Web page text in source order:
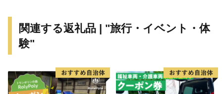
誇るブランド品がいっぱいあります！
関連する返礼品 | "旅行・イベント・体
験"